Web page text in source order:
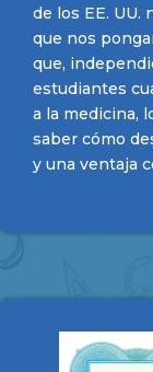
de los EE. UU.
que nos
que,
estudiantes
a la medicina,
saber cómo
y una ventaja